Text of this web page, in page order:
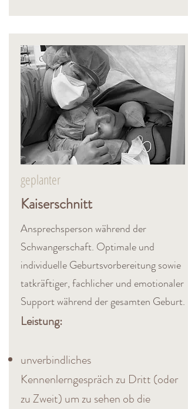
geplanter
Kaiserschnitt
Ansprechsperson während der
Schwangerschaft. Optimale und
individuelle Geburtsvorbereitung sowie
tatkräftiger, fachlicher und emotionaler
Support während der gesamten Geburt.
Leistung:
unverbindliches
Kennenlerngespräch zu Dritt (oder
zu Zweit) um zu sehen ob die